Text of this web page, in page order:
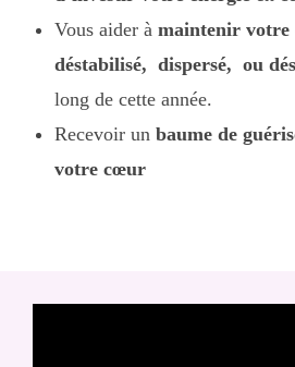
Vous aider à maintenir votre
déstabilisé, dispersé, ou
long de cette année.
Recevoir un baume de
votre cœur